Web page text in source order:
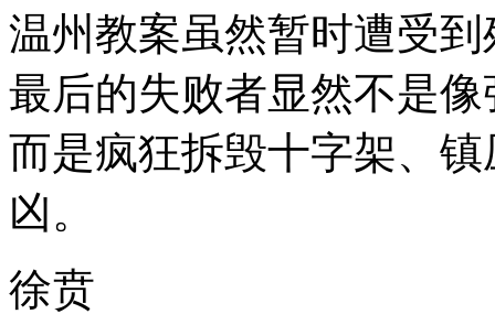
温州教案虽然暂时遭受
最后的失败者显然不是
而是疯狂拆毁十字架、
凶。
徐贲